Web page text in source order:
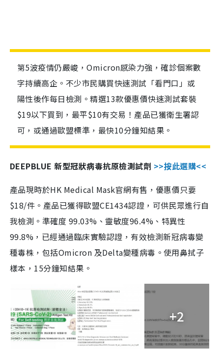
第5波疫情仍嚴峻，Omicron感染力強，確診個案數
字持續高企。不少市民購買快速測試「看門口」或
陽性後作每日檢測。精選13款優惠價快速測試套裝
$19以下買到，最平$10有交易！產品已獲衛生署認
可，或通過歐盟標準，最快10分鐘知結果。
DEEPBLUE 新型冠狀病毒抗原檢測試劑 >>按此選購<<
產品現時於HK Medical Mask官網有售，優惠價只要
$18/件。產品已獲得歐盟CE1434認證，可供民眾進行自
我檢測。準確度 99.03%、靈敏度96.4%、特異性
99.8%，已經通過臨床實驗認證，有效檢測新冠病毒變
種毒株，包括Omicron 及Delta變種病毒。使用鼻拭子
樣本，15分鐘知結果。
+2